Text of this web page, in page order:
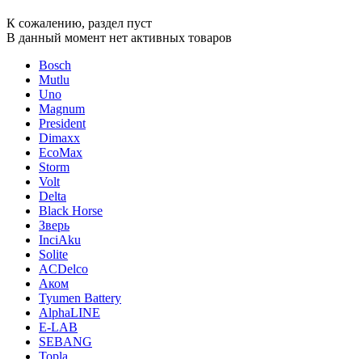
К сожалению, раздел пуст
В данный момент нет активных товаров
Bosch
Mutlu
Uno
Magnum
President
Dimaxx
EcoMax
Storm
Volt
Delta
Black Horse
Зверь
InciAku
Solite
ACDelco
Аком
Tyumen Battery
AlphaLINE
E-LAB
SEBANG
Topla